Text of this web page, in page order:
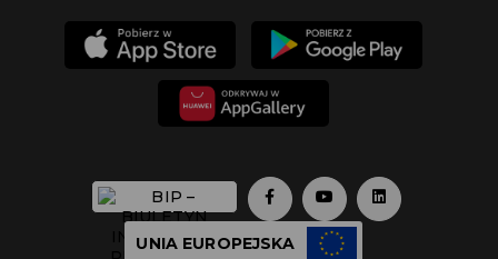
UNIA EUROPEJSKA